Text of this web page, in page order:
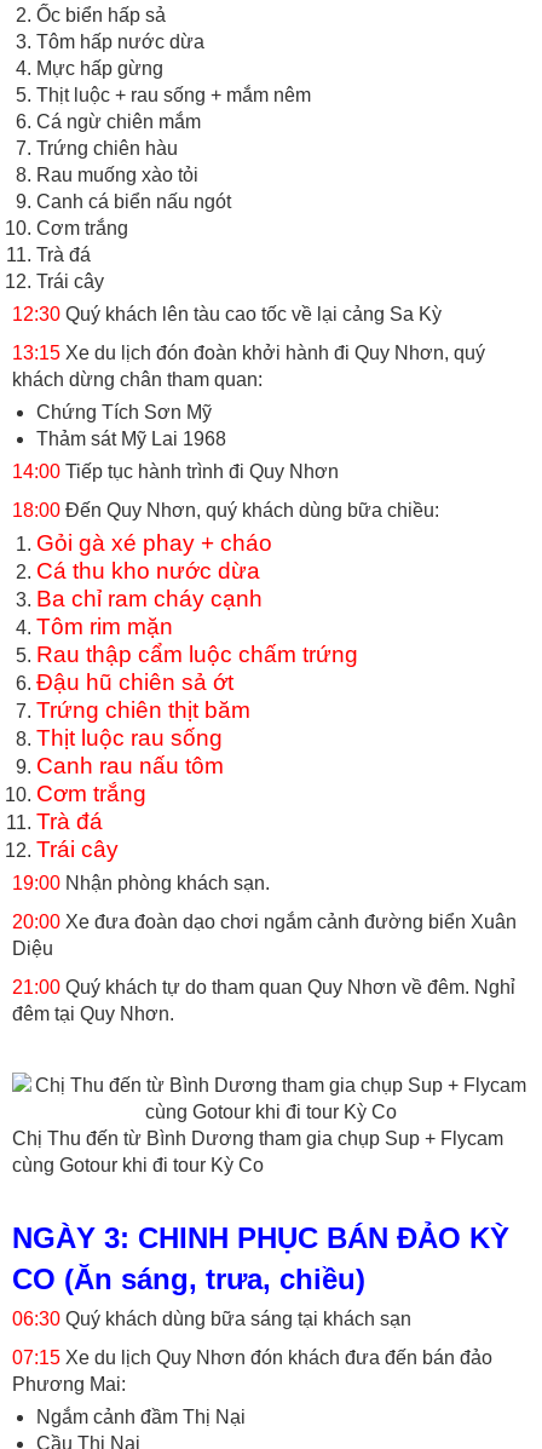
Ốc biển hấp sả
Tôm hấp nước dừa
Mực hấp gừng
Thịt luộc + rau sống + mắm nêm
Cá ngừ chiên mắm
Trứng chiên hàu
Rau muống xào tỏi
Canh cá biển nấu ngót
Cơm trắng
Trà đá
Trái cây
12:30 Quý khách lên tàu cao tốc về lại cảng Sa Kỳ
13:15 Xe du lịch đón đoàn khởi hành đi Quy Nhơn, quý
khách dừng chân tham quan:
Chứng Tích Sơn Mỹ
Thảm sát Mỹ Lai 1968
14:00 Tiếp tục hành trình đi Quy Nhơn
18:00 Đến Quy Nhơn, quý khách dùng bữa chiều:
Gỏi gà xé phay + cháo
Cá thu kho nước dừa
Ba chỉ ram cháy cạnh
Tôm rim mặn
Rau thập cẩm luộc chấm trứng
Đậu hũ chiên sả ớt
Trứng chiên thịt băm
Thịt luộc rau sống
Canh rau nấu tôm
Cơm trắng
Trà đá
Trái cây
19:00 Nhận phòng khách sạn.
20:00 Xe đưa đoàn dạo chơi ngắm cảnh đường biển Xuân
Diệu
21:00 Quý khách tự do tham quan Quy Nhơn về đêm. Nghỉ
đêm tại Quy Nhơn.
Chị Thu đến từ Bình Dương tham gia chụp Sup + Flycam
cùng Gotour khi đi tour Kỳ Co
NGÀY 3: CHINH PHỤC BÁN ĐẢO KỲ
CO (Ăn sáng, trưa, chiều)
06:30 Quý khách dùng bữa sáng tại khách sạn
07:15 Xe du lịch Quy Nhơn đón khách đưa đến bán đảo
Phương Mai:
Ngắm cảnh đầm Thị Nại
Cầu Thị Nại